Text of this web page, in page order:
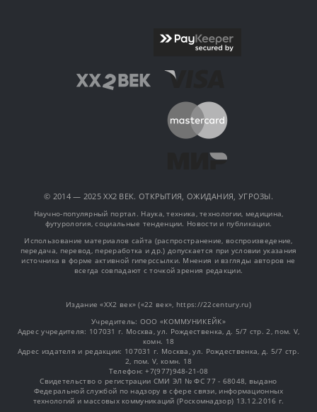
© 2014 — 2025 XX2 ВЕК. ОТКРЫТИЯ, ОЖИДАНИЯ, УГРОЗЫ.
Научно-популярный портал. Наука, техника, технологии, медицина,
футурология, социальные тенденции. Новости и публикации.
Использование материалов сайта (распространение, воспроизведение,
передача, перевод, переработка и др.) допускается при условии указания
источника в форме активной гиперссылки. Мнения и взгляды авторов не
всегда совпадают с точкой зрения редакции.
Издание «XX2 век» («22 век», https://22century.ru)
Учредитель: OOO «КОММУНИКЕЙК»
Адрес учредителя: 107031 г. Москва, ул. Рождественка, д. 5/7 стр. 2, пом. V,
комн. 18
Адрес издателя и редакции: 107031 г. Москва, ул. Рождественка, д. 5/7 стр.
2, пом. V, комн. 18
Телефон: +7(977)948-21-08
Свидетельство о регистрации СМИ ЭЛ № ФС 77 - 68048, выдано
Федеральной службой по надзору в сфере связи, информационных
технологий и массовых коммуникаций (Роскомнадзор) 13.12.2016 г.